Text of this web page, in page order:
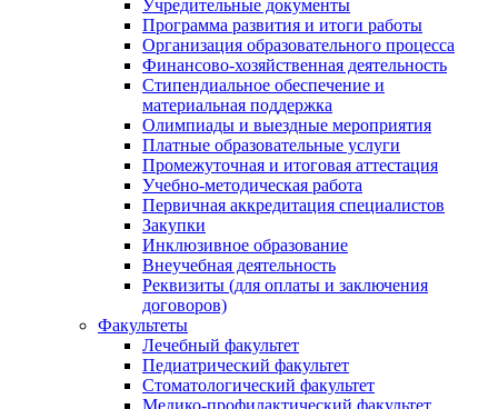
Учредительные документы
Программа развития и итоги работы
Организация образовательного процесса
Финансово-хозяйственная деятельность
Стипендиальное обеспечение и
материальная поддержка
Олимпиады и выездные мероприятия
Платные образовательные услуги
Промежуточная и итоговая аттестация
Учебно-методическая работа
Первичная аккредитация специалистов
Закупки
Инклюзивное образование
Внеучебная деятельность
Реквизиты (для оплаты и заключения
договоров)
Факультеты
Лечебный факультет
Педиатрический факультет
Стоматологический факультет
Медико-профилактический факультет